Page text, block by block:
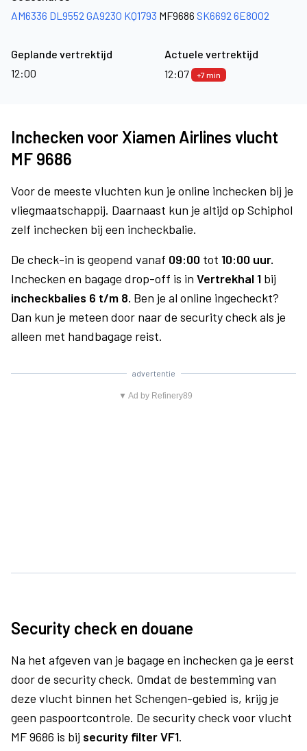
AM6336 DL9552 GA9230 KQ1793 MF9686 SK6692 6E8002
Geplande vertrektijd
12:00
Actuele vertrektijd
12:07
+7 min
Inchecken voor Xiamen Airlines vlucht
MF 9686
Voor de meeste vluchten kun je online inchecken bij je
vliegmaatschappij. Daarnaast kun je altijd op Schiphol
zelf inchecken bij een incheckbalie.
De check-in is geopend vanaf 09:00 tot 10:00 uur.
Inchecken en bagage drop-off is in Vertrekhal 1 bij
incheckbalies 6 t/m 8. Ben je al online ingecheckt?
Dan kun je meteen door naar de security check als je
alleen met handbagage reist.
advertentie
▼ Ad by Refinery89
Security check en douane
Na het afgeven van je bagage en inchecken ga je eerst
door de security check. Omdat de bestemming van
deze vlucht binnen het Schengen-gebied is, krijg je
geen paspoortcontrole. De security check voor vlucht
MF 9686 is bij security filter VF1.